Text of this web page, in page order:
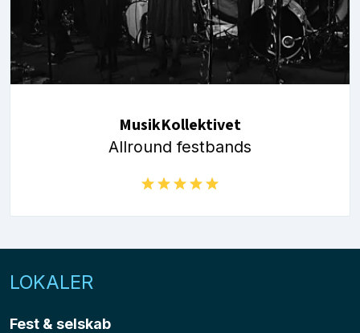
MusikKollektivet
Allround festbands
LOKALER
Fest & selskab